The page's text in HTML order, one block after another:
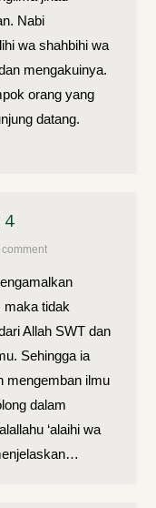
Nabi
wa shahbihi wa
mengakuinya.
orang yang
datang.
4
maka tidak
Allah SWT dan
Sehingga ia
mengemban ilmu
dalam
‘alaihi wa